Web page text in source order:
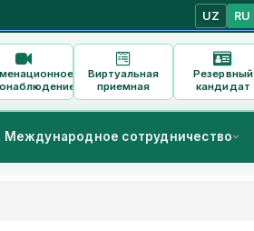
UZ RU
Виртуальная
приемная
Резервный
кандидат
Международное сотрудничество